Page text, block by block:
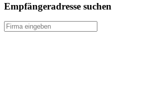
Empfängeradresse suchen